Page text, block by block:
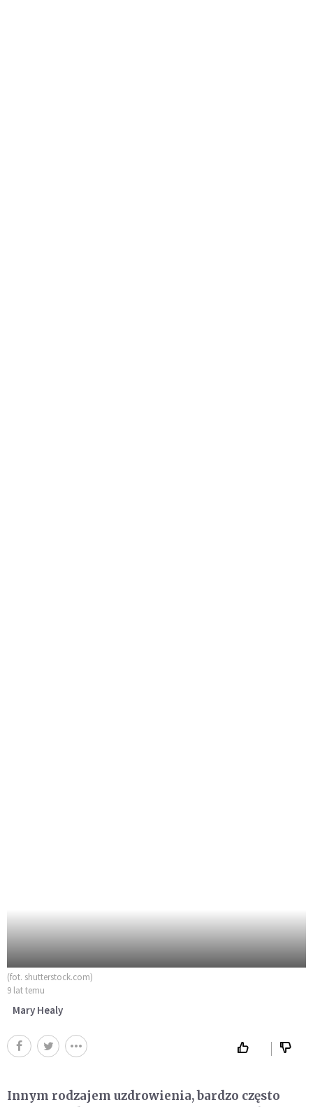
(fot. shutterstock.com)
9 lat temu
Mary Healy
Innym rodzajem uzdrowienia, bardzo często